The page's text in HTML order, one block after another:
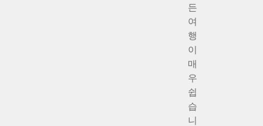
든
여
행
이
매
우
쉽
습
니